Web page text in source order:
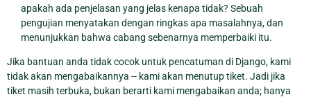
apakah ada penjelasan yang jelas kenapa tidak? Sebuah
pengujian menyatakan dengan ringkas apa masalahnya, dan
menunjukkan bahwa cabang sebenarnya memperbaiki itu.
Jika bantuan anda tidak cocok untuk pencatuman di Django, kami
tidak akan mengabaikannya -- kami akan menutup tiket. Jadi jika
tiket masih terbuka, bukan berarti kami mengabaikan anda; hanya